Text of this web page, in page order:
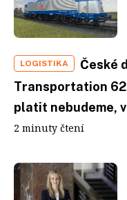
LOGISTIKA
České
Transportation
platit nebudeme,
2 minuty čtení